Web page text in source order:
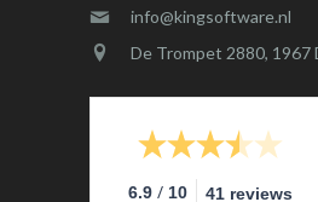
info@kingsoftware.nl
De Trompet 2880, 1967
6.9 / 10 41 reviews